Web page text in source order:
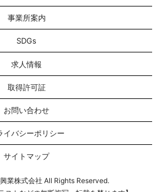
事業所案内
SDGs
求人情報
取得許可証
お問い合わせ
イバシーポリシー
サイトマップ
業株式会社 All Rights Reserved.